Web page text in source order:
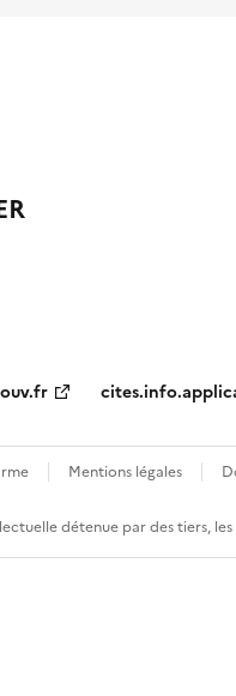
Mentions légales
détenue par des tiers,